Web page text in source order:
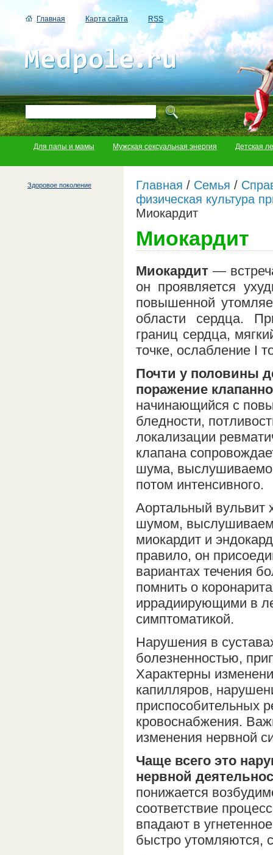
Главная Карта сайта RSS
Для папы и мамы Мужская сексуальная энергия Детская
Здоровое поколение Главная / Семья /
физическая культура
Миокардит
Миокардит
Миокардит —
он проявляется
повышенной
области сердца.
границ сердца,
точке, ослабление I
Почти у половины
поражение
начинающийся с
бледности,
локализации
клапана
шума,
потом интенсивного.
Аортальный вульвит
шумом,
миокардит и
правило, он
вариантах течения
помнить о
иррадиирующими в
симптоматикой.
Нарушения в
болезненностью,
Характерны
капилляров,
приспособительных
кровоснабжения.
изменения нервной
Чаще всего это
нервной
понижается
соответствие
впадают в
быстро утомляются,